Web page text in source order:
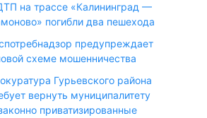
на трассе «Калининград —
погибли два пешехода
предупреждает
схеме мошенничества
Гурьевского района
вернуть муниципалитету
приватизированные